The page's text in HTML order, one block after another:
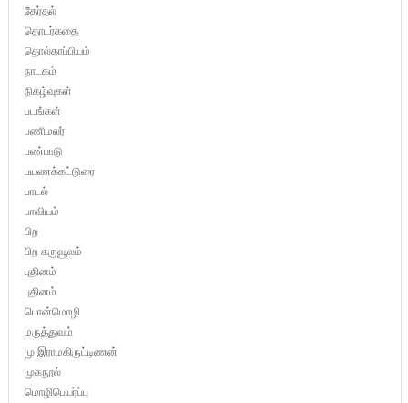
தேர்தல்
தொடர்கதை
தொல்காப்பியம்
நாடகம்
நிகழ்வுகள்
படங்கள்
பணிமலர்
பண்பாடு
பயணக்கட்டுரை
பாடல்
பாவியம்
பிற
பிற கருவூலம்
புதினம்
புதினம்
பொன்மொழி
மருத்துவம்
மு.இராமகிருட்டிணன்
முகநூல்
மொழிபெயர்ப்பு